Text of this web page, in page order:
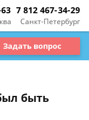
Санкт-Петербург
7 812 467-34-29
Задать вопрос
быть